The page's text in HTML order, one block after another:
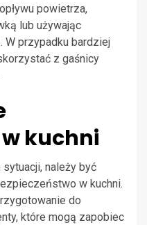
powietrza,
lub używając
W przypadku bardziej
z gaśnicy
kuchni
należy być
w kuchni.
do
które mogą zapobiec